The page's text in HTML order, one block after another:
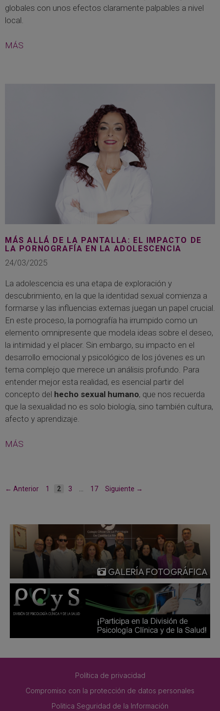
globales con unos efectos claramente palpables a nivel
local.
MÁS
MÁS ALLÁ DE LA PANTALLA: EL IMPACTO DE
LA PORNOGRAFÍA EN LA ADOLESCENCIA
24/03/2025
La adolescencia es una etapa de exploración y
descubrimiento, en la que la identidad sexual comienza a
formarse y las influencias externas juegan un papel crucial.
En este proceso, la pornografía ha irrumpido como un
elemento omnipresente que modela ideas sobre el deseo,
la intimidad y el placer. Sin embargo, su impacto en el
desarrollo emocional y psicológico de los jóvenes es un
tema complejo que merece un análisis profundo. Para
entender mejor esta realidad, es esencial partir del
concepto del hecho sexual humano, que nos recuerda
que la sexualidad no es solo biología, sino también cultura,
afecto y aprendizaje.
MÁS
← Anterior Página
1 Página
2 Página
3 … Página
17 Siguiente →
GALERÍA FOTOGRÁFICA
Política de privacidad
Compromiso con la protección de datos personales
Politica Seguridad de la Información